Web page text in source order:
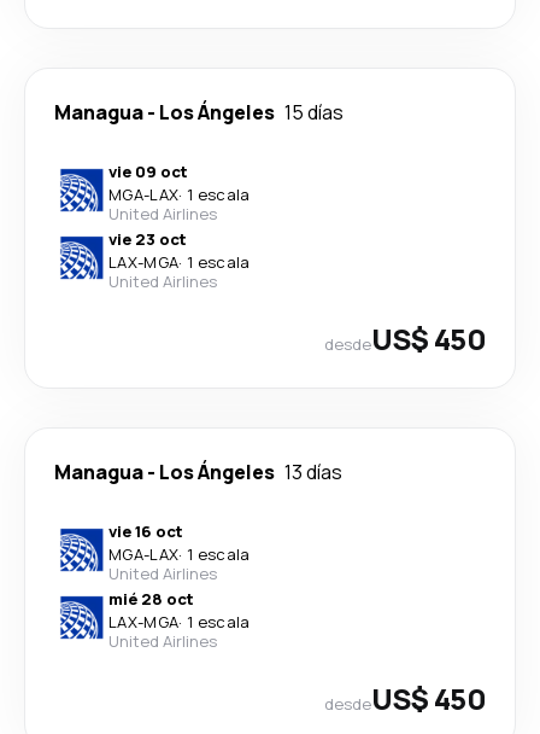
Managua- Los Ángeles 15 días
vie 09 oct
MGA-LAX· 1 escala
United Airlines
vie 23 oct
LAX-MGA· 1 escala
United Airlines
desdeUS$ 450
Managua- Los Ángeles 13 días
vie 16 oct
MGA-LAX· 1 escala
United Airlines
mié 28 oct
LAX-MGA· 1 escala
United Airlines
desdeUS$ 450